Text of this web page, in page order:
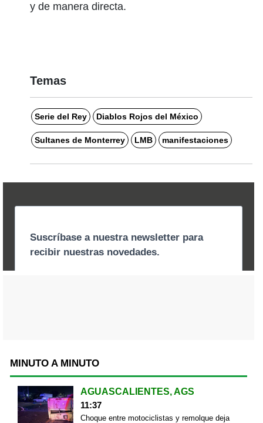
y de manera directa.
Temas
Serie del Rey Diablos Rojos del México
Sultanes de Monterrey LMB manifestaciones
MINUTO A MINUTO
AGUASCALIENTES, AGS
11:37
Choque entre motociclistas y remolque deja